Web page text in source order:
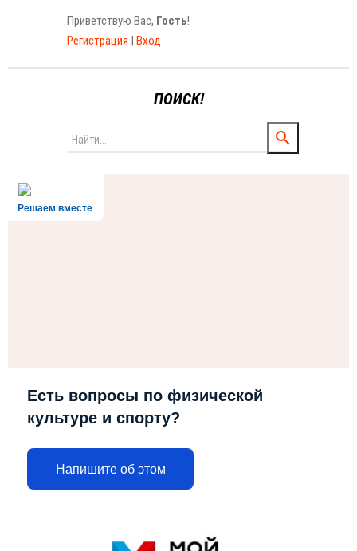
Приветствую Вас, Гость!
Регистрация | Вход
ПОИСК!
Решаем вместе
Есть вопросы по физической
культуре и спорту?
Напишите об этом